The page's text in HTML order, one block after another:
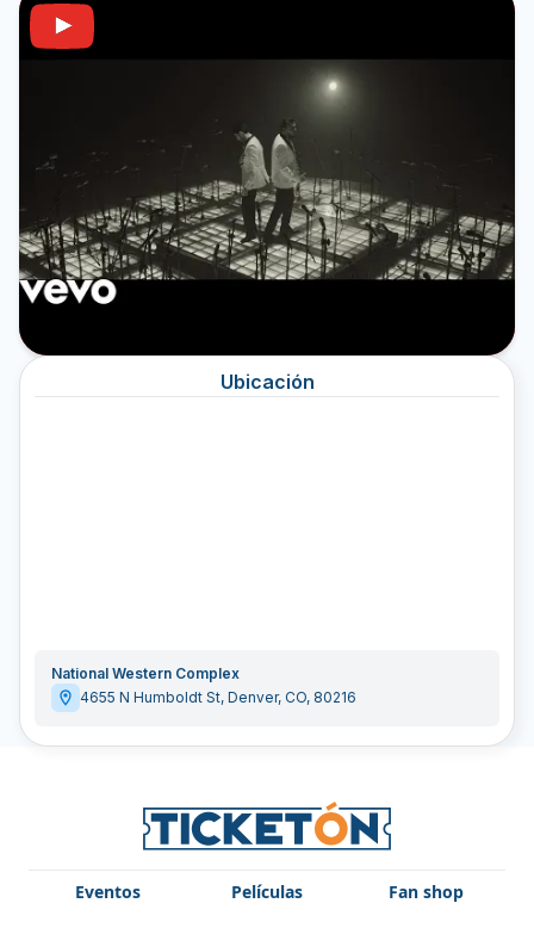
Ubicación
National Western Complex
4655 N Humboldt St, Denver, CO, 80216
Eventos Películas
Fan shop